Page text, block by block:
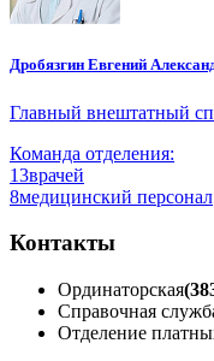
Дробязгин Евгений
Главный внештатный
Команда отделения:
13врачей
8медицинский персонал
Контакты
Ординаторская
Справочная
Отделение